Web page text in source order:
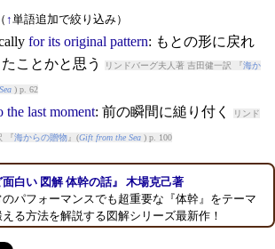
↑単語追加で絞り込み）
for its original pattern: もとの形に戻れ
ことかと思う
リンドバーグ夫人著 吉田健一訳 『海か
) p. 62
the last moment: 前の瞬間に縋り付く リンド
『海からの贈物』(Gift from the Sea) p. 100
面白い 図解 体幹の話』 木場克己著
パフォーマンスでも超重要な『体幹』をテーマ
る方法を解説する図解シリーズ最新作！